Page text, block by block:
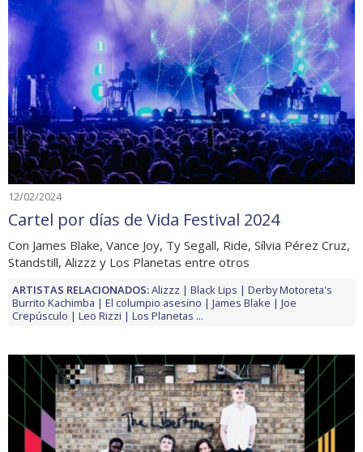
12/02/2024
Cartel por días de Vida Festival 2024
Con James Blake, Vance Joy, Ty Segall, Ride, Sílvia Pérez Cruz,
Standstill, Alizzz y Los Planetas entre otros
ARTISTAS RELACIONADOS:Alizzz Black Lips
Derby Motoreta's
Burrito Kachimba
El columpio asesino James Blake
Joe
Crepúsculo
Leo Rizzi Los Planetas ...